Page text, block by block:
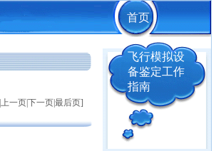
首页
上一页下一页最后页]
飞行模拟设
备鉴定工作
指南